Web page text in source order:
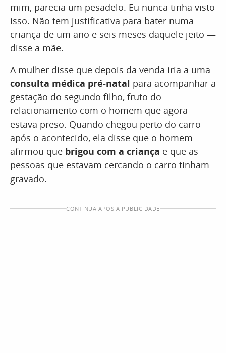
mim, parecia um pesadelo. Eu nunca tinha visto
isso. Não tem justificativa para bater numa
criança de um ano e seis meses daquele jeito —
disse a mãe.
A mulher disse que depois da venda iria a uma
consulta médica pré-natal para acompanhar a
gestação do segundo filho, fruto do
relacionamento com o homem que agora
estava preso. Quando chegou perto do carro
após o acontecido, ela disse que o homem
afirmou que brigou com a criança e que as
pessoas que estavam cercando o carro tinham
gravado.
CONTINUA APÓS A PUBLICIDADE